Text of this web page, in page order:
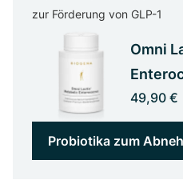
zur Förderung von GLP-1
Omni
49,90 €
Probiotika zum